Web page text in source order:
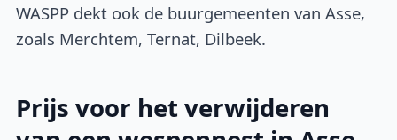
WASPP dekt ook de buurgemeenten van Asse,
zoals Merchtem, Ternat, Dilbeek.
Prijs voor het verwijderen